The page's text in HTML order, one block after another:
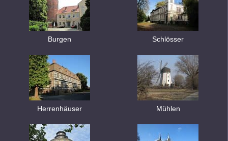
Burgen Schlösser
Herrenhäuser Mühlen